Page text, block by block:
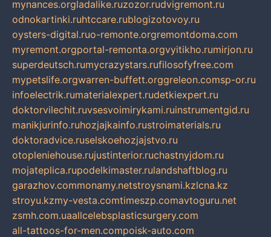
mynances.orgladalike.ruzozor.rudvigremont.ru
odnokartinki.ruhtccare.rublogizotovoy.ru
oysters-digital.ruo-remonte.orgremontdoma.com
myremont.orgportal-remonta.orgvyitikho.rumirjon.ru
superdeutsch.rumycrazystars.rufilosofyfree.com
mypetslife.orgwarren-buffett.orggreleon.comsp-or.ru
infoelectrik.rumaterialexpert.rudetkiexpert.ru
doktorvilechit.ruvsesvoimirykami.ruinstrumentgid.ru
manikjurinfo.ruhozjajkainfo.rustroimaterials.ru
doktoradvice.ruselskoehozjajstvo.ru
otopleniehouse.rujustinterior.ruchastnyjdom.ru
mojateplica.rupodelkimaster.rulandshaftblog.ru
garazhov.commonamy.netstroysnami.kzlcna.kz
stroyu.kzmy-vesta.comtimeszp.comavtoguru.net
zsmh.com.uaallcelebsplasticsurgery.com
all-tattoos-for-men.compoisk-auto.com